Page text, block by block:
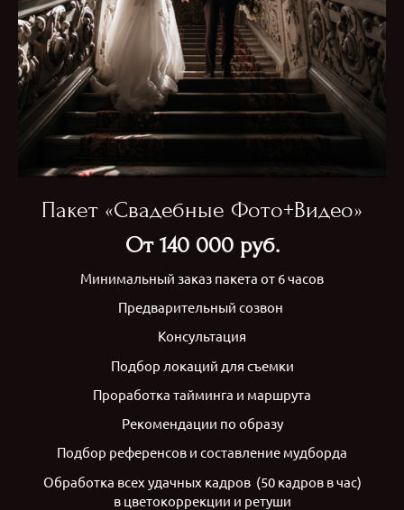
Пакет «Свадебные Фото+Видео»
От 140 000 руб.
Минимальный заказ пакета от 6 часов
Предварительный созвон
Консультация
Подбор локаций для съемки
Проработка тайминга и маршрута
Рекомендации по образу
Подбор референсов и составление мудборда
Обработка всех удачных кадров (50 кадров в час)
в цветокоррекции и ретуши